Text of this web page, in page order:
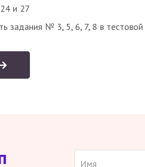
и 27
задания № 3, 5, 6, 7, 8 в